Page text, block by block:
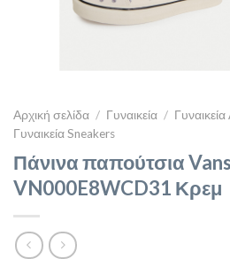
Αρχική σελίδα / Γυναικεία /
Γυναικεία Sneakers
Πάνινα παπούτσια
VN000E8WCD31 Κρεμ